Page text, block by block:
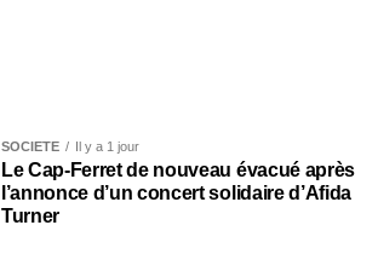
SOCIÉTÉ Il y a 1 jour
Le Cap-Ferret de nouveau évacué après
l’annonce d’un concert solidaire d’Afida
Turner